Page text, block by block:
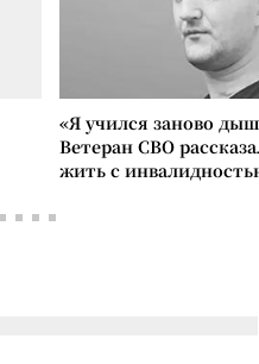
«Я учился заново
Ветеран СВО
жить с